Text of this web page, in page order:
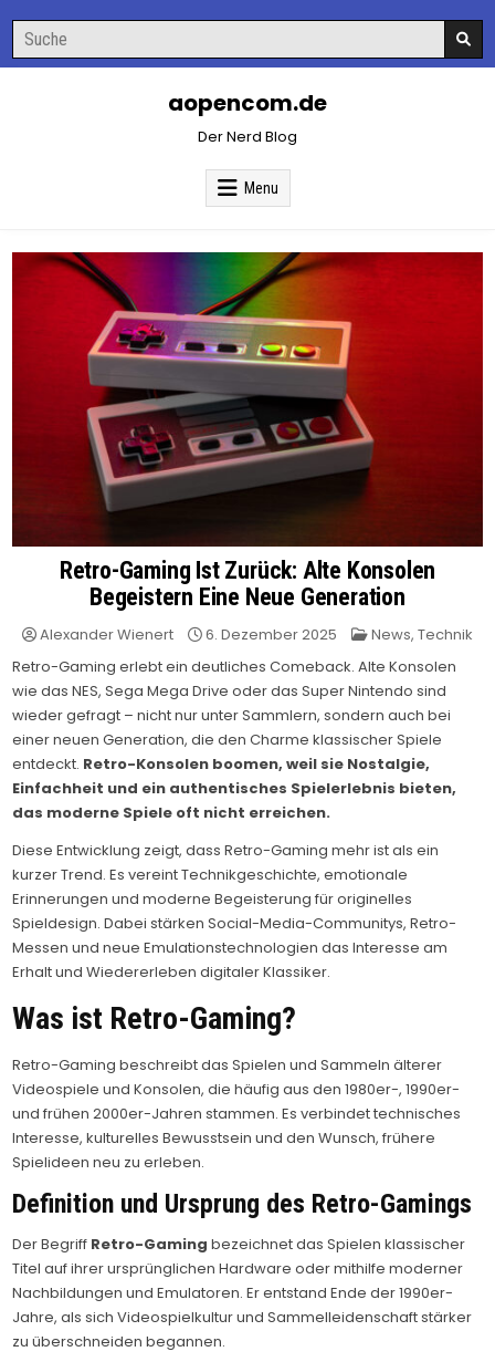
content
Search
for:
aopencom.de
Der Nerd Blog
Menu
Retro-Gaming Ist Zurück: Alte Konsolen
Begeistern Eine Neue Generation
Alexander Wienert 6. Dezember 2025 Posted
News, Technik
Retro-Gaming erlebt ein deutliches Comeback. Alte Konsolen
wie das NES, Sega Mega Drive oder das Super Nintendo sind
wieder gefragt – nicht nur unter Sammlern, sondern auch bei
einer neuen Generation, die den Charme klassischer Spiele
entdeckt. Retro-Konsolen boomen, weil sie Nostalgie,
Einfachheit und ein authentisches Spielerlebnis bieten,
das moderne Spiele oft nicht erreichen.
Diese Entwicklung zeigt, dass Retro-Gaming mehr ist als ein
kurzer Trend. Es vereint Technikgeschichte, emotionale
Erinnerungen und moderne Begeisterung für originelles
Spieldesign. Dabei stärken Social-Media-Communitys, Retro-
Messen und neue Emulationstechnologien das Interesse am
Erhalt und Wiedererleben digitaler Klassiker.
Was ist Retro-Gaming?
Retro-Gaming beschreibt das Spielen und Sammeln älterer
Videospiele und Konsolen, die häufig aus den 1980er-, 1990er-
und frühen 2000er-Jahren stammen. Es verbindet technisches
Interesse, kulturelles Bewusstsein und den Wunsch, frühere
Spielideen neu zu erleben.
Definition und Ursprung des Retro-Gamings
Der Begriff Retro-Gaming bezeichnet das Spielen klassischer
Titel auf ihrer ursprünglichen Hardware oder mithilfe moderner
Nachbildungen und Emulatoren. Er entstand Ende der 1990er-
Jahre, als sich Videospielkultur und Sammelleidenschaft stärker
zu überschneiden begannen.